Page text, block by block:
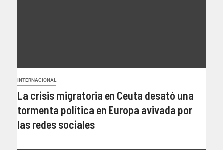
INTERNACIONAL
La crisis migratoria en Ceuta desató una
tormenta política en Europa avivada por
las redes sociales